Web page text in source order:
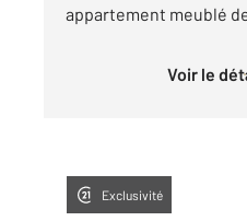
appartement meublé
Voir le
Exclusivité